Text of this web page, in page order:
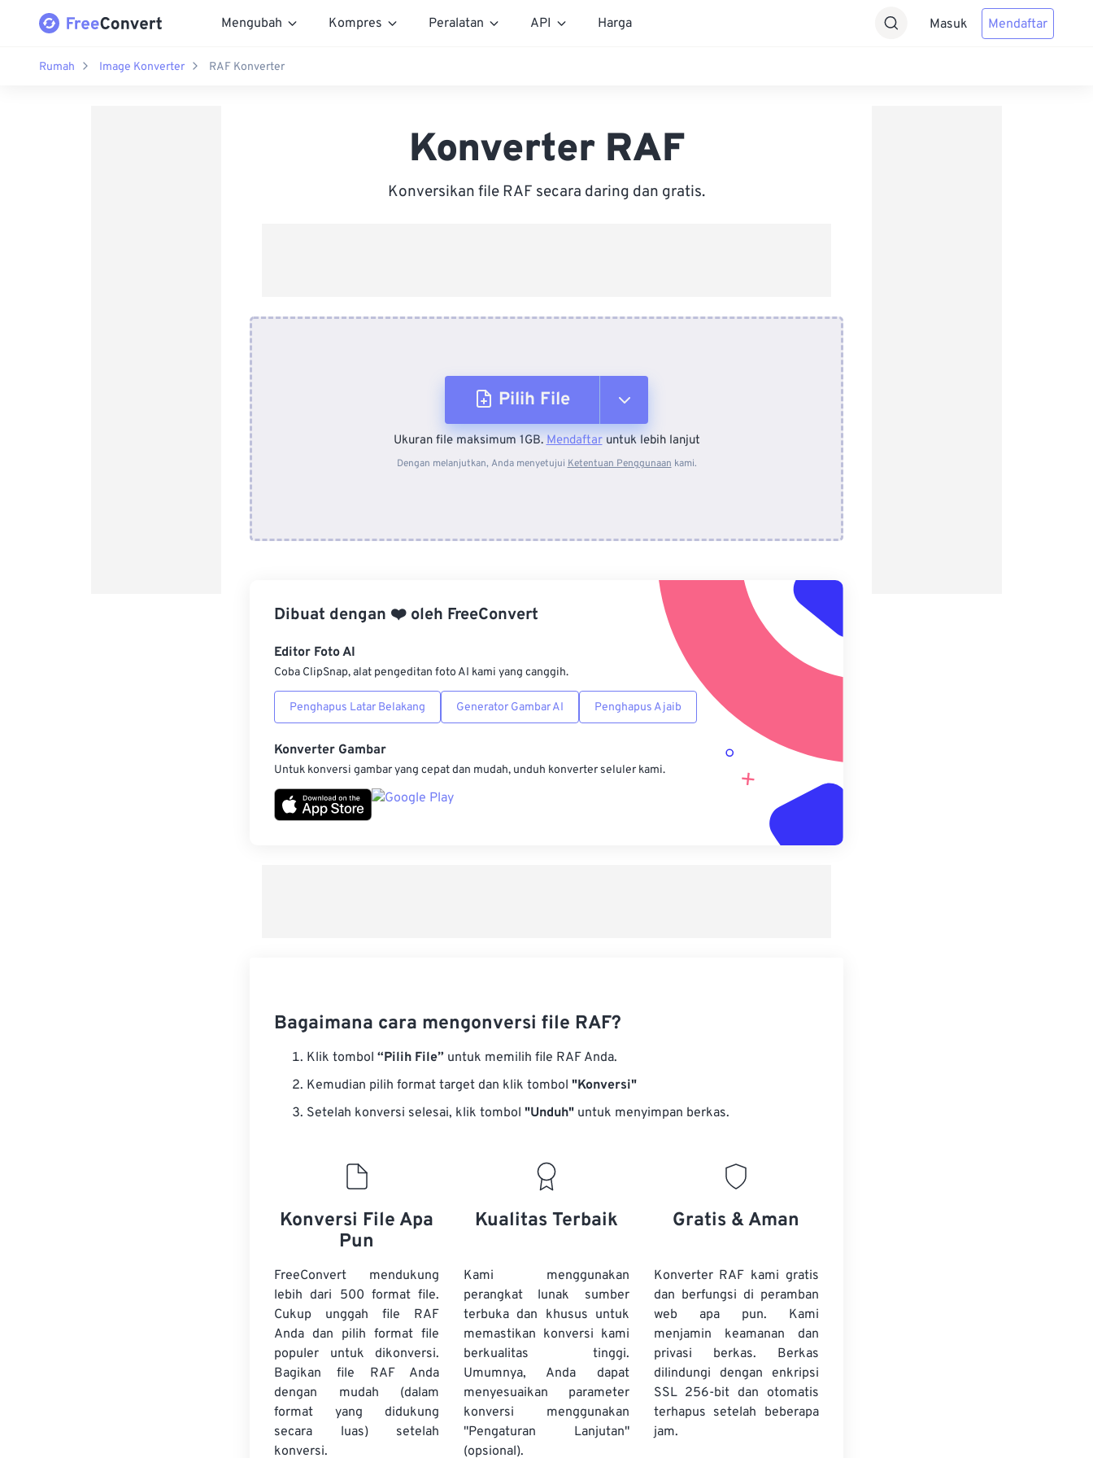
Mengubah Kompres Peralatan API Harga Masuk Mendaftar
Rumah Image Konverter RAF Konverter
Konverter RAF
Konversikan file RAF secara daring dan gratis.
Pilih File
Dari Perangkat
Dari OneDrive
Dari Url
Ukuran file maksimum 1GB.Mendaftaruntuk lebih lanjut
Dengan melanjutkan, Anda menyetujui Ketentuan Penggunaan kami.
Dibuat dengan ❤️ oleh FreeConvert
Editor Foto AI
Coba ClipSnap, alat pengeditan foto AI kami yang canggih.
Penghapus Latar Belakang Generator Gambar AI Penghapus Ajaib
Konverter Gambar
Untuk konversi gambar yang cepat dan mudah, unduh konverter seluler kami.
Bagaimana cara mengonversi file RAF?
Klik tombol “Pilih File” untuk memilih file RAF Anda.
Kemudian pilih format target dan klik tombol "Konversi"
Setelah konversi selesai, klik tombol "Unduh" untuk menyimpan berkas.
Konversi File Apa
Pun
FreeConvert mendukung
lebih dari 500 format file.
Cukup unggah file RAF
Anda dan pilih format file
populer untuk dikonversi.
Bagikan file RAF Anda
dengan mudah (dalam
format yang didukung
secara luas) setelah
konversi.
Kualitas Terbaik
Kami menggunakan
perangkat lunak sumber
terbuka dan khusus untuk
memastikan konversi kami
berkualitas tinggi.
Umumnya, Anda dapat
menyesuaikan parameter
konversi menggunakan
"Pengaturan Lanjutan"
(opsional).
Gratis & Aman
Konverter RAF kami gratis
dan berfungsi di peramban
web apa pun. Kami
menjamin keamanan dan
privasi berkas. Berkas
dilindungi dengan enkripsi
SSL 256-bit dan otomatis
terhapus setelah beberapa
jam.